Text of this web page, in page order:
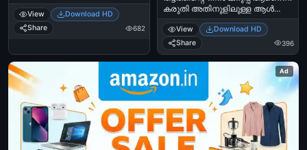
കുത്തി കൊടല്‍ മാല
പുറത്തിടുമെന്ന്‍ - കീലേരി അച്ചു -
മാമുക്കോയ - Ee Postitta Thendiye
Kandaal Paranjekku Kuthi Kodal
Achu - Mamukkoya
View
Download HD
Share
682
കരുതി അതിനുളിലുള്ള ആള്‍
വട്ടന്‍ ആണെന്ന്
തെറ്റിദ്ധരിക്കരുത്. പണി പാളും
മോനേ - സുപ്പര്‍ സ്റ്റാര്‍ സന്തോഷ്‌
പണ്ഡിറ്റ്‌ - Thattathinte Niram
Karuppu Aanennu Karuthi
Athinullilulla Aal Vattan Aanennu
Thettidharikkaruth. Pani Paalum
Mone - Super Star Santhosh Pandit
View
Download HD
Share
396
Ad